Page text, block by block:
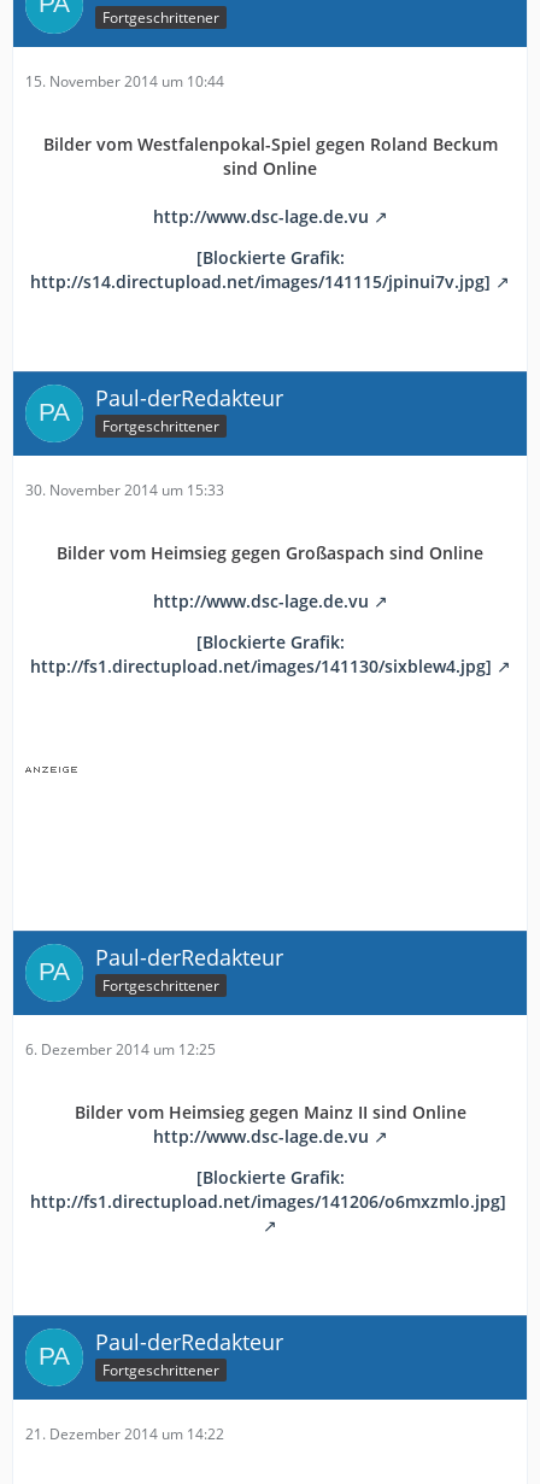
Fortgeschrittener
15. November 2014 um 10:44
Bilder vom Westfalenpokal-Spiel gegen Roland Beckum
sind Online
http://www.dsc-lage.de.vu
[Blockierte Grafik:
http://s14.directupload.net/images/141115/jpinui7v.jpg]
Paul-derRedakteur
Fortgeschrittener
30. November 2014 um 15:33
Bilder vom Heimsieg gegen Großaspach sind Online
http://www.dsc-lage.de.vu
[Blockierte Grafik:
http://fs1.directupload.net/images/141130/sixblew4.jpg]
Paul-derRedakteur
Fortgeschrittener
6. Dezember 2014 um 12:25
Bilder vom Heimsieg gegen Mainz II sind Online
http://www.dsc-lage.de.vu
[Blockierte Grafik:
http://fs1.directupload.net/images/141206/o6mxzmlo.jpg]
Paul-derRedakteur
Fortgeschrittener
21. Dezember 2014 um 14:22